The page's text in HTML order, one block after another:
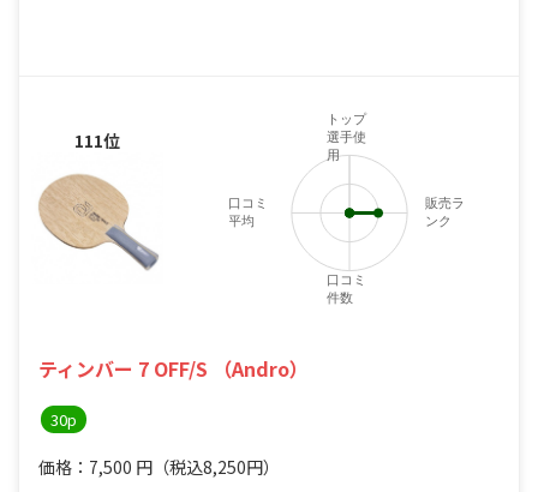
111位
ティンバー 7 OFF/S （Andro）
30p
価格：7,500 円 （税込8,250円）
トップ
選手使
用
販売ラ
ンク
口コミ
件数
口コミ
平均